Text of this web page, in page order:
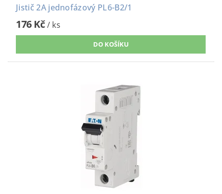
Jistič 2A jednofázový PL6-B2/1
176 Kč/ ks